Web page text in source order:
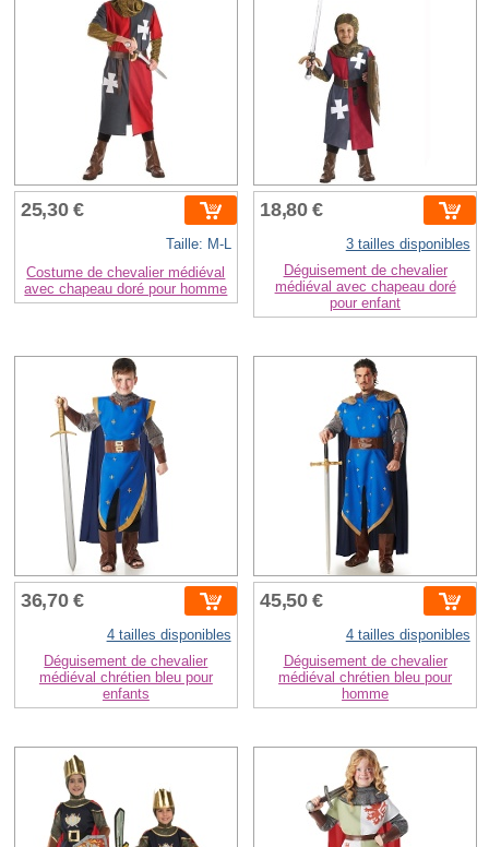
25,30 €
Taille: M-L
Costume de chevalier médiéval
avec chapeau doré pour homme
18,80 €
3 tailles disponibles
Déguisement de chevalier
médiéval avec chapeau doré
pour enfant
36,70 €
4 tailles disponibles
Déguisement de chevalier
médiéval chrétien bleu pour
enfants
45,50 €
4 tailles disponibles
Déguisement de chevalier
médiéval chrétien bleu pour
homme